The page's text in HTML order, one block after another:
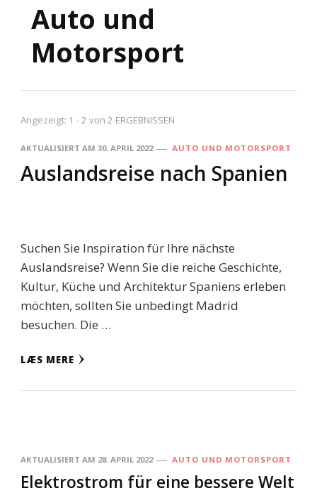
Auto und
Motorsport
Angezeigt: 1 - 2 von 2 ERGEBNISSEN
AKTUALISIERT AM 30. APRIL 2022 AUTO UND MOTORSPORT
Auslandsreise nach Spanien
Suchen Sie Inspiration für Ihre nächste
Auslandsreise? Wenn Sie die reiche Geschichte,
Kultur, Küche und Architektur Spaniens erleben
möchten, sollten Sie unbedingt Madrid
besuchen. Die …
LÆS MERE
AKTUALISIERT AM 28. APRIL 2022 AUTO UND MOTORSPORT
Elektrostrom für eine bessere Welt